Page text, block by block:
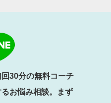
30分の無料コーチ
お悩み相談。まず